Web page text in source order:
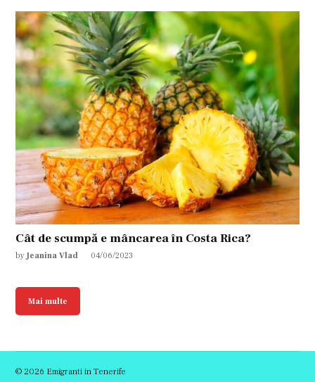
Cât de scumpă e mâncarea în Costa Rica?
by Jeanina Vlad 04/06/2023
Mai multe
© 2026 Emigranti in Tenerife